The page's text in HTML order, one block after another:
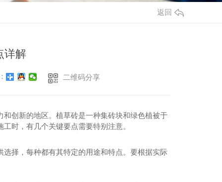
返回
详解
二维码分享
创新的地区。植草砖是一种集砖块和绿色植被于
时，有几个关键要点需要特别注意。
择，每种都有其特定的用途和特点。要根据实际